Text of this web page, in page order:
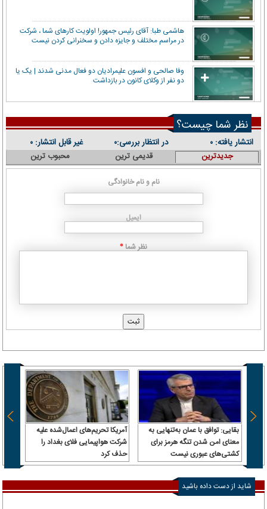
هاشمی طبا: آقای رئیس جمهور! اولویت کارهای شما ، شرکت
در مراسم مختلف و جایزه دادن و سخنرانی کردن نیست
وفا صالحی و افسون علیمرادیان دو فعال مدنی شدند | یک یا
دو نفر از وکلای کانون در بازداشت
نظر شما چیست؟
انتشار یافته: ۰ در انتظار بررسی:۰ غیر قابل انتشار: ۰
جدیدترین قدیمی ترین محبوب ترین
نام و نام خانوادگی
ایمیل
نظر شما *
بقایی: توافق با عمان به‌تنهایی به
معنای امن شدن تنگه هرمز برای
کشتی‌های عبوری نیست
آمریکا تحریم‌های اعمال‌شده علیه
شرکت هواپیمایی فلای بغداد را
حذف کرد
شاید از دست داده باشید